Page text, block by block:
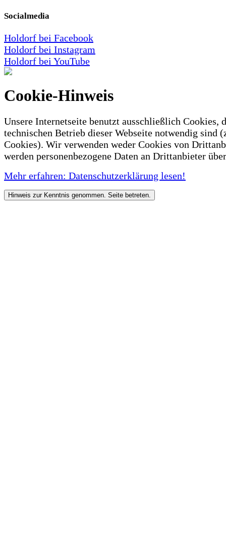
Socialmedia
Holdorf bei Facebook
Holdorf bei Instagram
Holdorf bei YouTube
Cookie-Hinweis
Unsere Internetseite benutzt ausschließlich Cookies,
technischen Betrieb dieser Webseite notwendig sind
Cookies). Wir verwenden weder Cookies von
werden personenbezogene Daten an Drittanbieter
Mehr erfahren: Datenschutzerklärung lesen!
Hinweis zur Kenntnis genommen. Seite betreten.